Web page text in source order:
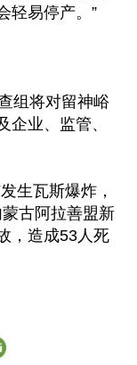
轻易停产。”
组将对留神峪
企业、监管、
生瓦斯爆炸，
古阿拉善盟新
，造成53人死